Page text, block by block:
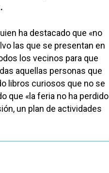
ha destacado que «no
las que se presentan en
los vecinos para que
aquellas personas que
libros curiosos que no se
que «la feria no ha perdido
un plan de actividades